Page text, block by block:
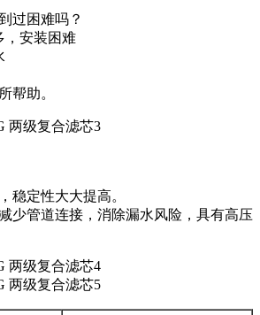
过困难吗？
，安装困难
帮助。
稳定性大大提高。
少管道连接，消除漏水风险，具有高压